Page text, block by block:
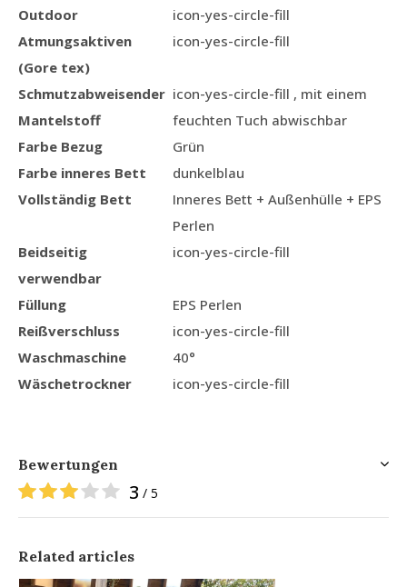
Outdoor
icon-yes-circle-fill
Atmungsaktiven
(Gore tex)
icon-yes-circle-fill
Schmutzabweisender
Mantelstoff
icon-yes-circle-fill , mit einem
feuchten Tuch abwischbar
Farbe Bezug
Grün
Farbe inneres Bett
dunkelblau
Vollständig Bett
Inneres Bett + Außenhülle + EPS
Perlen
Beidseitig
verwendbar
icon-yes-circle-fill
Füllung
EPS Perlen
Reißverschluss
icon-yes-circle-fill
Waschmaschine
40°
Wäschetrockner
icon-yes-circle-fill
Bewertungen
3 / 5
Related articles